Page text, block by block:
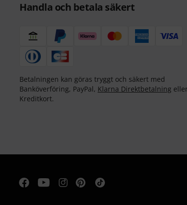
Handla och betala säkert
Betalningen kan göras tryggt och säkert med
Banköverföring, PayPal, Klarna Direktbetalning
Kreditkort.